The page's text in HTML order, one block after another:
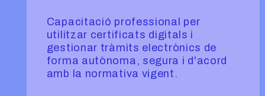
Capacitació professional per
utilitzar certificats digitals i
gestionar tràmits electrònics de
forma autònoma, segura i d'acord
amb la normativa vigent.